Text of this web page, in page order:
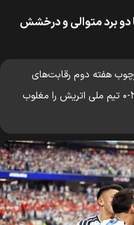
با دو برد متوالی و درخشش
هفته دوم رقابت‌های
مرحله گروهی جام جهانی 2026 با نتیجه ۲-۰ تیم ملی اتریش را مغلوب